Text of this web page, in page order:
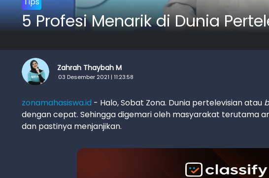
5 Profesi Menarik di Dunia
Zahrah Thaybah M
03 Desember 2021 | 11:23:58
zonamahasiswa.id - Halo, Sobat Zona. Dunia pertelevisian atau
dengan cepat. Sehingga digemari oleh masyarakat terutama
dan pastinya menjanjikan.